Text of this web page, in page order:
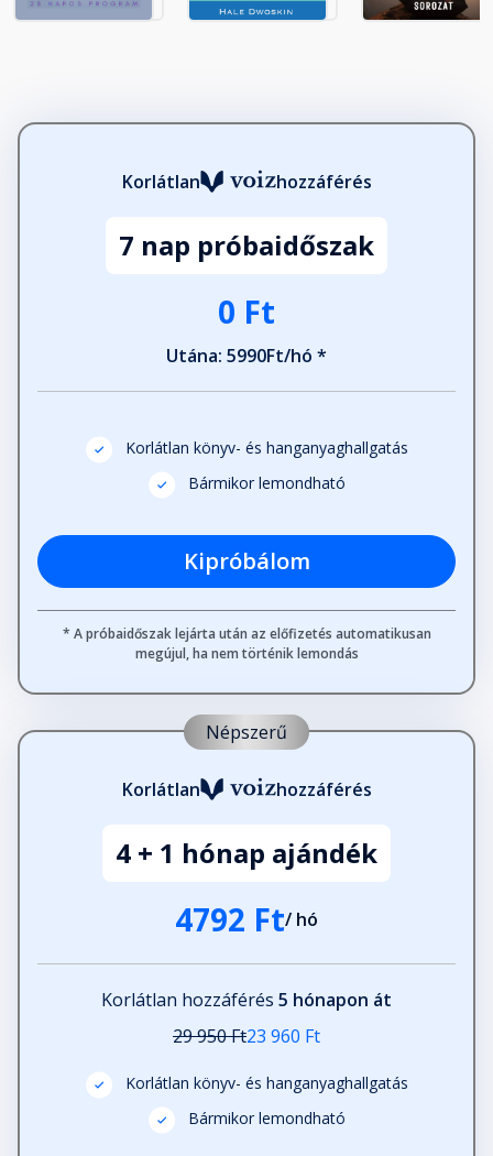
Korlátlan hozzáférés
7 nap próbaidőszak
0 Ft
Utána: 5990Ft/hó *
Korlátlan könyv- és hanganyaghallgatás
Bármikor lemondható
Kipróbálom
* A próbaidőszak lejárta után az előfizetés automatikusan
megújul, ha nem történik lemondás
Népszerű
Korlátlan hozzáférés
4 + 1 hónap ajándék
4792 Ft/ hó
Korlátlan hozzáférés 5 hónapon át
29 950 Ft23 960 Ft
Korlátlan könyv- és hanganyaghallgatás
Bármikor lemondható